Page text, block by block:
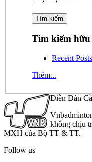
Tìm kiếm hữu
Recent Posts
Thêm...
Diễn Đàn
không chịu
MXH của Bộ TT & TT.
Follow us